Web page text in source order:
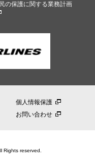
の保護に関する業務計画
個人情報保護
お問い合わせ
Rights reserved.